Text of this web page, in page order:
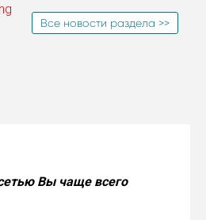
Все новости раздела >>
Вы чаще всего